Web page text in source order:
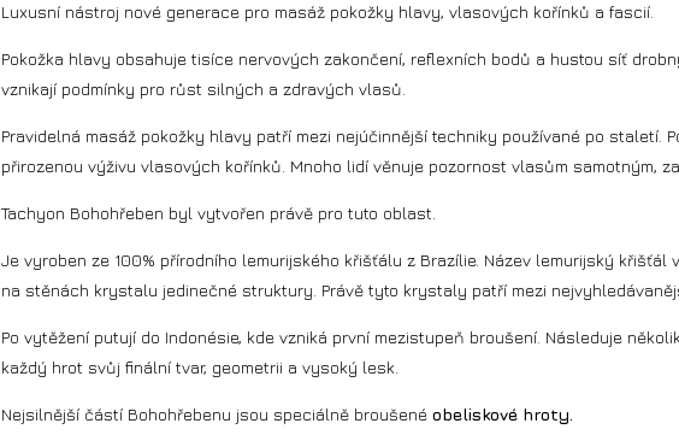
Luxusní nástroj nové generace pro masáž pokožky hlavy, vlasových kořínků a fascií.
Pokožka hlavy obsahuje tisíce nervových zakončení, reflexních bodů a hustou síť
vznikají podmínky pro růst silných a zdravých vlasů.
Pravidelná masáž pokožky hlavy patří mezi nejúčinnější techniky používané po staletí.
přirozenou výživu vlasových kořínků. Mnoho lidí věnuje pozornost vlasům samotným,
Tachyon Bohohřeben byl vytvořen právě pro tuto oblast.
Je vyroben ze 100% přírodního lemurijského křišťálu z Brazílie. Název lemurijský
na stěnách krystalu jedinečné struktury. Právě tyto krystaly patří mezi
Po vytěžení putují do Indonésie, kde vzniká první mezistupeň broušení. Následuje
každý hrot svůj finální tvar, geometrii a vysoký lesk.
Nejsilnější částí Bohohřebenu jsou speciálně broušené obeliskové hroty.